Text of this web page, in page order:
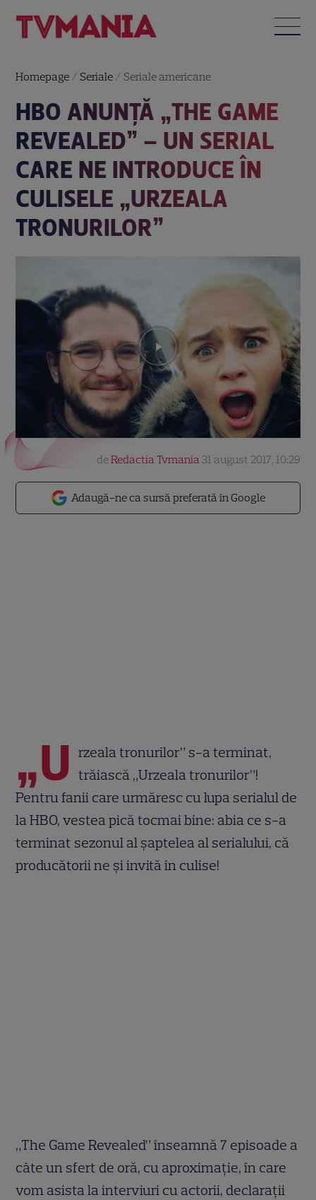
Homepage / Seriale / Seriale americane
HBO ANUNȚĂ „THE GAME
REVEALED” – UN SERIAL
CARE NE INTRODUCE ÎN
CULISELE „URZEALA
TRONURILOR”
Adaugă-ne ca sursă preferată în Google
deRedactia Tvmania 31 august 2017, 10:29
„U rzeala tronurilor” s-a terminat,
trăiască „Urzeala tronurilor”!
Pentru fanii care urmăresc cu lupa serialul de
la HBO, vestea pică tocmai bine: abia ce s-a
terminat sezonul al șaptelea al serialului, că
producătorii ne și invită în culise!
„The Game Revealed” înseamnă 7 episoade a
câte un sfert de oră, cu aproximație, în care
vom asista la interviuri cu actorii, declarații